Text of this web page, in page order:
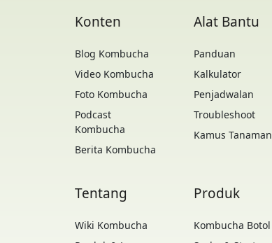
Konten
Blog Kombucha
Video Kombucha
Foto Kombucha
Podcast
Kombucha
Berita Kombucha
Alat Bantu
Panduan
Kalkulator
Penjadwalan
Troubleshoot
Kamus Tanaman
Tentang
Wiki Kombucha
Produk
Kombucha Botol